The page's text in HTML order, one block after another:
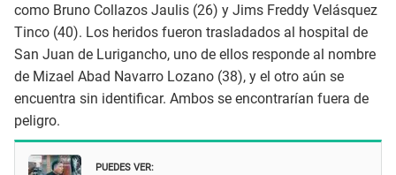
como Bruno Collazos Jaulis (26) y Jims Freddy Velásquez
Tinco (40). Los heridos fueron trasladados al hospital de
San Juan de Lurigancho, uno de ellos responde al nombre
de Mizael Abad Navarro Lozano (38), y el otro aún se
encuentra sin identificar. Ambos se encontrarían fuera de
peligro.
PUEDES VER: